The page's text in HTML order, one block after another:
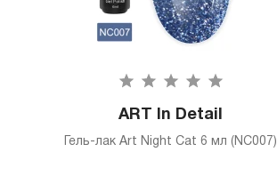
ART In Detail
Гель-лак Art Night Cat 6 мл (NC007)